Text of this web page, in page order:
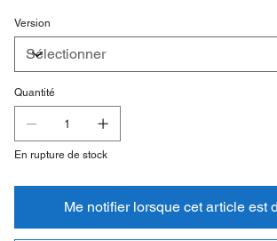
Version
Quantité
En rupture de stock
Me notifier lorsque cet article est